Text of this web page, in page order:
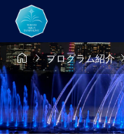
プログラム紹介